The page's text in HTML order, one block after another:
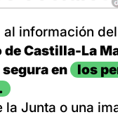
al información del
de Castilla-La
en
los
la Junta o una